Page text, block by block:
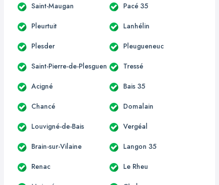
Saint-Maugan Pacé 35
Pleurtuit Lanhélin
Plesder Pleugueneuc
Saint-Pierre-de-Plesguen Tressé
Acigné Bais 35
Chancé Domalain
Louvigné-de-Bais Vergéal
Brain-sur-Vilaine Langon 35
Renac Le Rheu